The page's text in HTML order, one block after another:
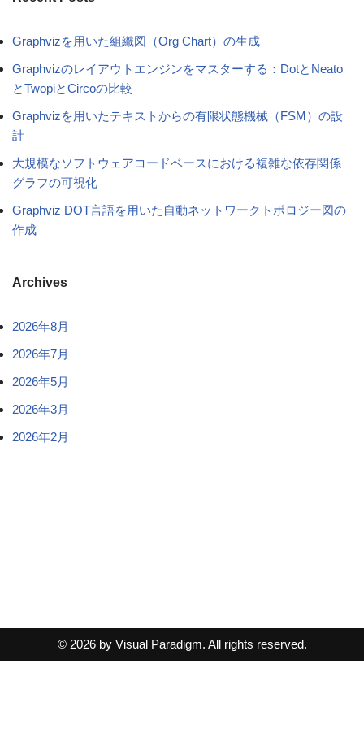
Graphvizを用いた組織図（Org Chart）の生成
Graphvizのレイアウトエンジンをマスターする：DotとNeato
とTwopiとCircoの比較
Graphvizを用いたテキストからの有限状態機械（FSM）の設
計
大規模なソフトウェアコードベースにおける複雑な依存関係
グラフの可視化
Graphviz DOT言語を用いた自動ネットワークトポロジー図の
作成
Archives
2026年8月
2026年7月
2026年5月
2026年3月
2026年2月
© 2026 by Visual Paradigm. All rights reserved.